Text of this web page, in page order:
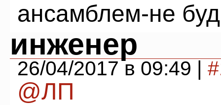
ансамблем-не
инженер
26/04/2017 в 09:49 |
@ЛП